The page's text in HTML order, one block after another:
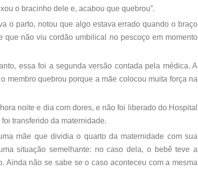
o bracinho dele e, acabou que quebrou”.
o parto, notou que algo estava errado quando o braço
que não viu cordão umbilical no pescoço em momento
essa foi a segunda versão contada pela médica. A
membro quebrou porque a mãe colocou muita força na
noite e dia com dores, e não foi liberado do Hospital
transferido da maternidade.
mãe que dividia o quarto da maternidade com sua
situação semelhante: no caso dela, o bebê teve a
Ainda não se sabe se o caso aconteceu com a mesma